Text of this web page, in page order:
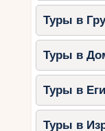
3.
Опатия —
Туры в
Туры в
Туры в
Туры в